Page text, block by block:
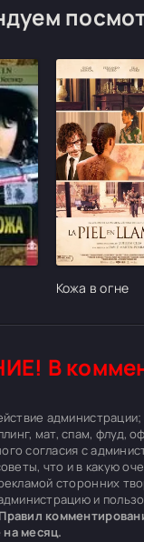
[/
Кожа в огне
В
администрации;
мат, спам, флуд,
согласия с
что и в какую
сторонних
и
месяц.